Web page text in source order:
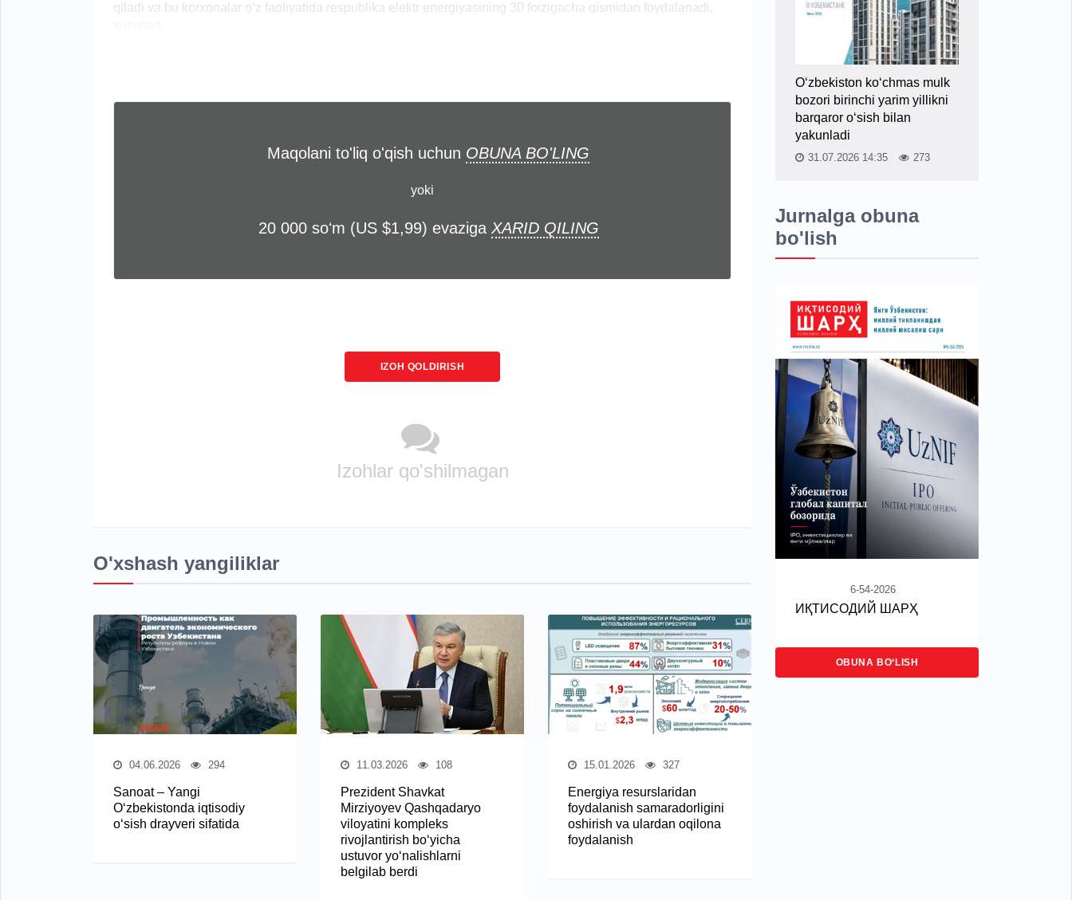
qiladi va bu korxonalar o‘z faoliyatida respublika elektr energiyasining 30 foizigacha qismidan foydalanadi,
Maqolani to'liq o'qish uchun OBUNA BO'LING
yoki
20 000 soʻm (US $1,99) evaziga XARID QILING
IZOH QOLDIRISH
Izohlar qo'shilmagan
O'xshash yangiliklar
04.06.2026 294
Sanoat – Yangi
O‘zbekistonda iqtisodiy
o‘sish drayveri sifatida
11.03.2026 108
Prezident Shavkat
Mirziyoyev Qashqadaryo
viloyatini kompleks
rivojlantirish bo‘yicha
ustuvor yo‘nalishlarni
belgilab berdi
15.01.2026 327
Energiya resurslaridan
foydalanish samaradorligini
oshirish va ulardan oqilona
foydalanish
O‘zbekiston ko‘chmas mulk
bozori birinchi yarim yillikni
barqaror o‘sish bilan
yakunladi
31.07.2026 14:35 273
Jurnalga obuna
bo'lish
6-54-2026
ИҚТИСОДИЙ ШАРҲ
OBUNA BO‘LISH